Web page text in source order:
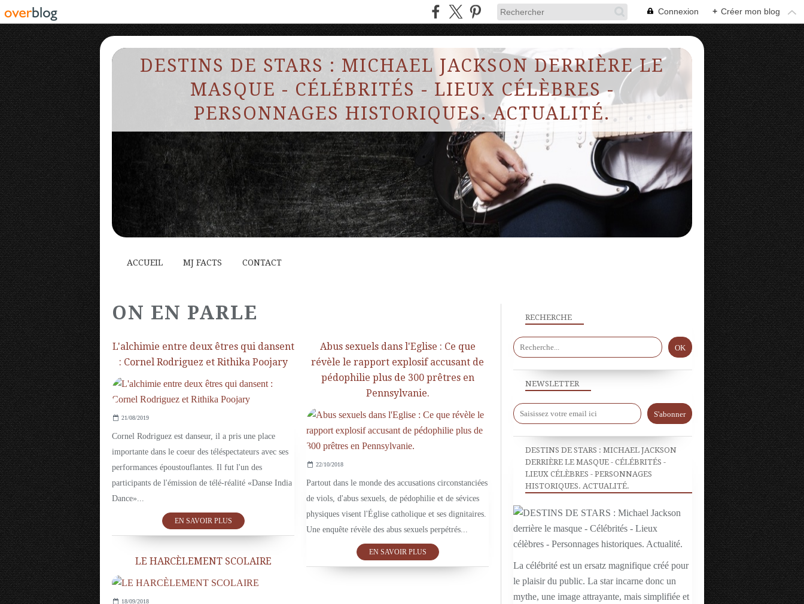
Connexion + Créer mon blog
DESTINS DE STARS : MICHAEL JACKSON DERRIÈRE LE
MASQUE - CÉLÉBRITÉS - LIEUX CÉLÈBRES -
PERSONNAGES HISTORIQUES. ACTUALITÉ.
ACCUEIL MJ FACTS CONTACT
ON EN PARLE
L'alchimie entre deux êtres qui dansent
: Cornel Rodriguez et Rithika Poojary
ON EN PARLE
21/08/2019
Cornel Rodriguez est danseur, il a pris une place
importante dans le coeur des téléspectateurs avec ses
performances époustouflantes. Il fut l'un des
participants de l'émission de télé-réalité «Danse India
Dance»...
EN SAVOIR PLUS
Abus sexuels dans l'Eglise : Ce que
révèle le rapport explosif accusant de
pédophilie plus de 300 prêtres en
Pennsylvanie.
ON EN PARLE
22/10/2018
Partout dans le monde des accusations circonstanciées
de viols, d'abus sexuels, de pédophilie et de sévices
physiques visent l'Église catholique et ses dignitaires.
Une enquête révèle des abus sexuels perpétrés...
EN SAVOIR PLUS
LE HARCÈLEMENT SCOLAIRE
18/09/2018
NEWSLETTER
RECHERCHE
DESTINS DE STARS : MICHAEL JACKSON
DERRIÈRE LE MASQUE - CÉLÉBRITÉS -
LIEUX CÉLÈBRES - PERSONNAGES
HISTORIQUES. ACTUALITÉ.
La célébrité est un ersatz magnifique créé pour
le plaisir du public. La star incarne donc un
mythe, une image attrayante, mais simplifiée et